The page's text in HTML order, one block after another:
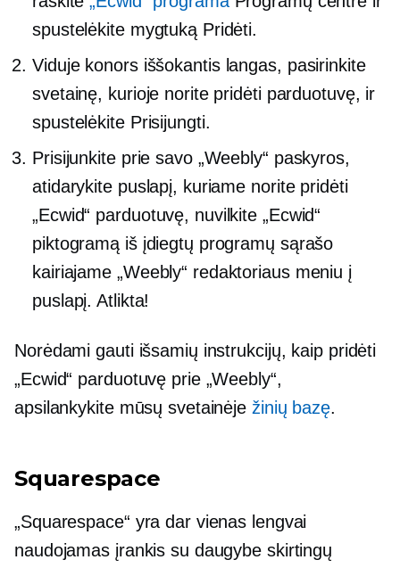
spustelėkite mygtuką Pridėti.
Viduje konors iššokantis langas, pasirinkite
svetainę, kurioje norite pridėti parduotuvę, ir
spustelėkite Prisijungti.
Prisijunkite prie savo „Weebly“ paskyros,
atidarykite puslapį, kuriame norite pridėti
„Ecwid“ parduotuvę, nuvilkite „Ecwid“
piktogramą iš įdiegtų programų sąrašo
kairiajame „Weebly“ redaktoriaus meniu į
puslapį. Atlikta!
Norėdami gauti išsamių instrukcijų, kaip pridėti
„Ecwid“ parduotuvę prie „Weebly“,
apsilankykite mūsų svetainėje žinių bazę.
Squarespace
„Squarespace“ yra dar vienas lengvai
naudojamas įrankis su daugybe skirtingų